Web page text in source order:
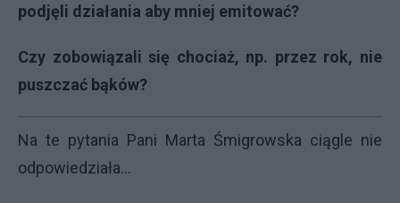
podjęli działania aby mniej emitować?
Czy zobowiązali się chociaż, np. przez rok, nie
puszczać bąków?
Na te pytania Pani Marta Śmigrowska ciągle nie
odpowiedziała...